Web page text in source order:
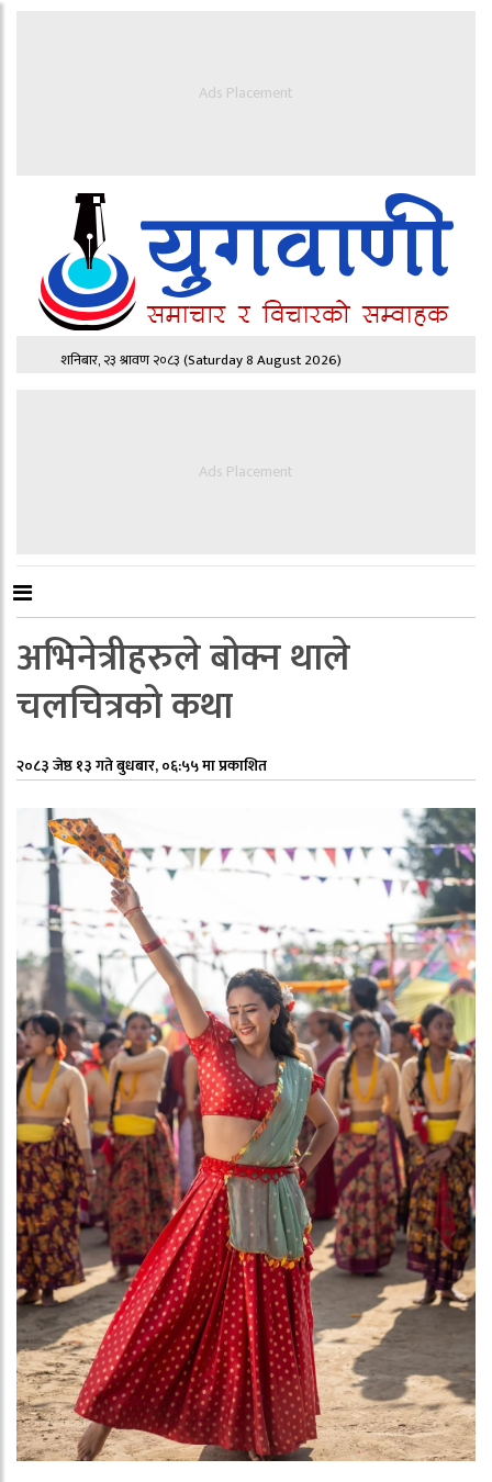
Ads Placement
शनिबार, २३ श्रावण २०८३(Saturday 8 August 2026)
Ads Placement
अभिनेत्रीहरुले बोक्न थाले
चलचित्रको कथा
२०८३ जेष्ठ १३ गते बुधबार, ०६:५५ मा प्रकाशित